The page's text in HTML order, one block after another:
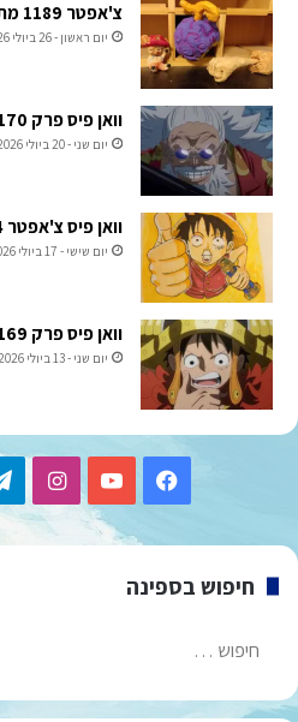
צ'אפטר 1189 מתורגם לעברית
יום ראשון - 26 ביולי 2026
וואן פיס פרק 1170 מתורגם לעברית
יום שני - 20 ביולי 2026
וואן פיס צ'אפטר 64 מתורגם לעברית!
יום שישי - 17 ביולי 2026
וואן פיס פרק 1169 מתורגם לעברית
יום שני - 13 ביולי 2026
Facebook
YouTube
חיפוש בספינה